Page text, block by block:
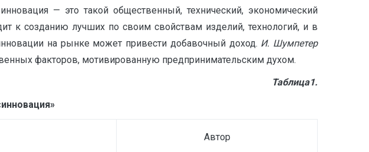
— это такой общественный, технический, экономический
к созданию лучших по своим свойствам изделий, технологий, и в
на рынке может привести добавочный доход. И. Шумпетер
факторов, мотивированную предпринимательским духом.
Таблица1.
Автор